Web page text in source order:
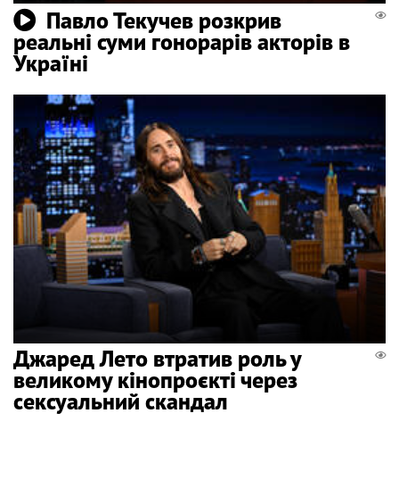
Павло Текучев розкрив
реальні суми гонорарів акторів в
Україні
Джаред Лето втратив роль у
великому кінопроєкті через
сексуальний скандал